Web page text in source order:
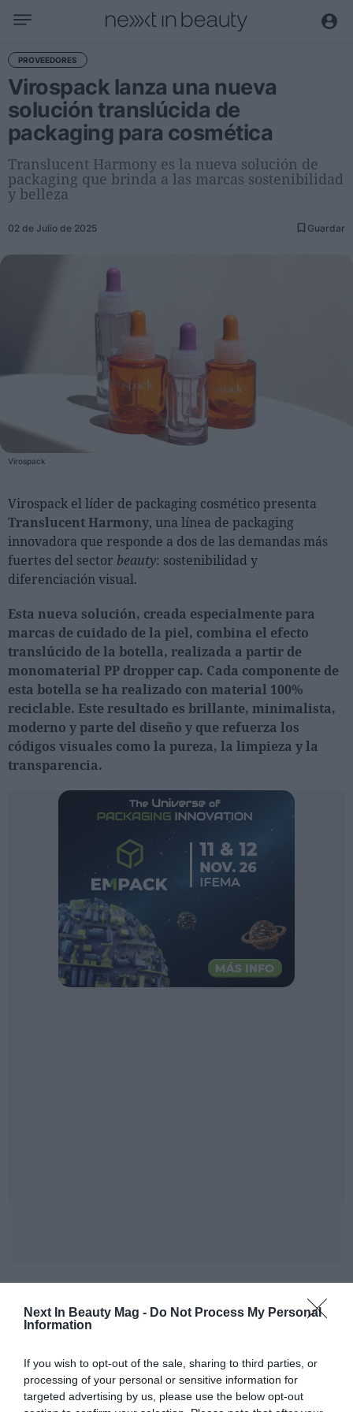
Next In Beauty Mag - Do Not Process My Personal
Information
If you wish to opt-out of the sale, sharing to third parties, or
processing of your personal or sensitive information for
targeted advertising by us, please use the below opt-out
Negocio
Editorial
Actualidad
Economía y sector
Nombramientos
Entrevistas a directivos
Lanzamientos
Proveedores
Estética
Perfumería
Salud
Lujo
Eventos
Agenda de actividades
Ferias sectoriales
Formaciones destacadas
Opinión
Registrarse
INICIAR SESIÓN
EN
PROVEEDORES
Virospack lanza una nueva
solución translúcida de
packaging para cosmética
Translucent Harmony es la nueva solución de
packaging que brinda a las marcas sostenibilidad
y belleza
02 de Julio de 2025 Guardar
Virospack
Virospack el líder de packaging cosmético presenta
Translucent Harmony, una línea de packaging
innovadora que responde a dos de las demandas más
fuertes del sector beauty: sostenibilidad y
diferenciación visual.
Esta nueva solución, creada especialmente para
marcas de cuidado de la piel, combina el efecto
translúcido de la botella, realizada a partir de
monomaterial PP dropper cap. Cada componente de
esta botella se ha realizado con material 100%
reciclable. Este resultado es brillante, minimalista,
moderno y parte del diseño y que refuerza los
códigos visuales como la pureza, la limpieza y la
transparencia.
"Nosotros partimos de una solución de packaging que sea
visualmente distinta y que sea técnicamente responsable.
Translucent Harmony alcanza el balance entre belleza,
equipo de I+D de Virospack.
A diferencia de más soluciones más decorativas u